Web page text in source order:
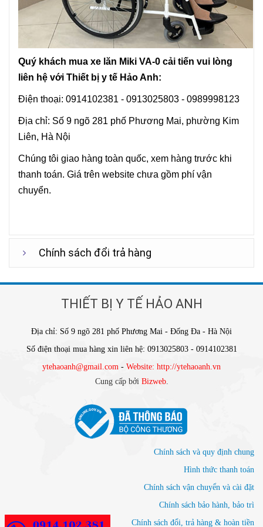
Quý khách mua xe lăn Miki VA-0 cải tiến vui lòng
liên hệ với Thiết bị y tế Hảo Anh:
Điện thoại: 0914102381 - 0913025803 - 0989998123
Địa chỉ: Số 9 ngõ 281 phố Phương Mai, phường Kim
Liên, Hà Nội
Chúng tôi giao hàng toàn quốc, xem hàng trước khi
thanh toán. Giá trên website chưa gồm phí vận
chuyển.
Chính sách đổi trả hàng
THIẾT BỊ Y TẾ HẢO ANH
Địa chỉ: Số 9 ngõ 281 phố Phương Mai - Đống Đa - Hà Nội
Số điện thoại mua hàng xin liên hệ: 0913025803 - 0914102381
ytehaoanh@gmail.com - Website: http://ytehaoanh.vn
Cung cấp bởi Bizweb.
Chính sách và quy định chung
Hình thức thanh toán
Chính sách vận chuyển và cài đặt
Chính sách bảo hành, bảo trì
Chính sách đổi, trả hàng & hoàn tiền